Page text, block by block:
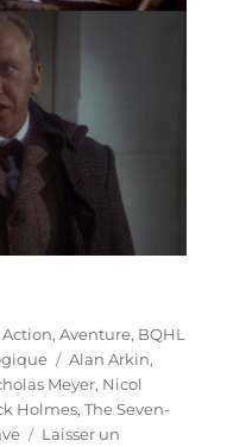
Catégories
Action,Aventure, BQHL
Étiquettes
Alan Arkin,
Meyer, Nicol
Holmes,The Seven-
Laisser un